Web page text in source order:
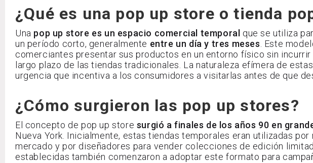
¿Qué es una pop up store o tienda
Una pop up store es un espacio comercial temporal que se utiliza
un período corto, generalmente entre un día y tres meses . Este
comerciantes presentar sus productos en un entorno físico sin
largo plazo de las tiendas tradicionales. La naturaleza efímera de
urgencia que incentiva a los consumidores a visitarlas antes de que
¿Cómo surgieron las pop up stores?
El concepto de pop up store surgió a finales de los años 90 en
Nueva York. Inicialmente, estas tiendas temporales eran utilizadas
mercado y por diseñadores para vender colecciones de edición
establecidas también comenzaron a adoptar este formato para